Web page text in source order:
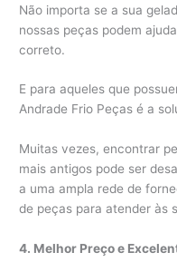
Não importa se a sua
nossas peças podem
correto.
E para aqueles que
Andrade Frio Peças é a
Muitas vezes, encontrar
mais antigos pode ser
a uma ampla rede de
de peças para atender às
4. Melhor Preço e